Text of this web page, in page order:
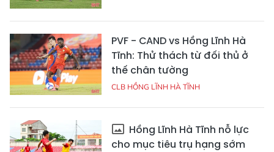
PVF - CAND vs Hồng Lĩnh Hà
Tĩnh: Thử thách từ đối thủ ở
thế chân tường
CLB HỒNG LĨNH HÀ TĨNH
Hồng Lĩnh Hà Tĩnh nỗ lực
cho mục tiêu trụ hạng sớm